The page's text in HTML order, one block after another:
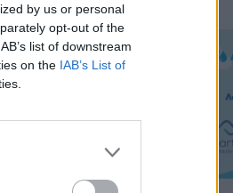
by us or personal
opt-out of the
list of downstream
on the IAB’s List of